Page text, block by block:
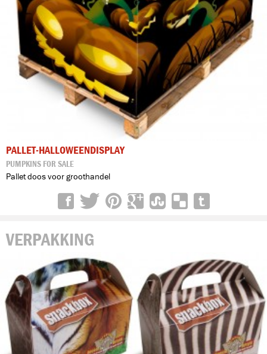
PALLET-HALLOWEENDISPLAY
PUMPKINS FOR SALE
Pallet doos voor groothandel
VERPAKKING